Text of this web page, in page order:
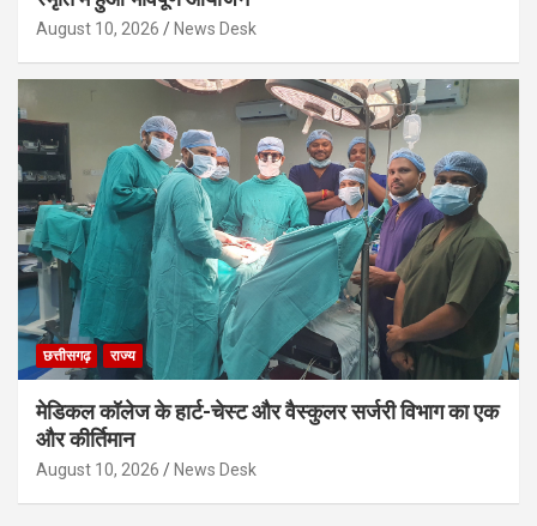
August 10, 2026 News Desk
छत्तीसगढ़ राज्य
मेडिकल कॉलेज के हार्ट-चेस्ट और वैस्कुलर सर्जरी विभाग का एक
और कीर्तिमान
August 10, 2026 News Desk